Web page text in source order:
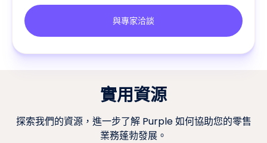
與專家洽談
實用資源
探索我們的資源，進一步了解 Purple 如何協助您的零售
業務蓬勃發展。